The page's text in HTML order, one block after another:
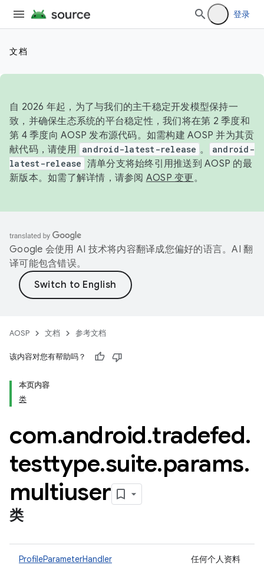
登录
文档
自 2026 年起，为了与我们的主干稳定开发模型保持一
致，并确保生态系统的平台稳定性，我们将在第 2 季度和
第 4 季度向 AOSP 发布源代码。如需构建 AOSP 并为其贡
献代码，请使用 android-latest-release 。
android-
latest-release 清单分支将始终引用推送到 AOSP 的最
新版本。如需了解详情，请参阅 AOSP 变更。
Google 会使用 AI 技术将内容翻译成您偏好的语言。AI 翻
译可能包含错误。
AOSP 文档 参考文档
该内容对您有帮助吗？
本页内容
类
com.android.tradefed.
testtype.suite.params.
multiuser
类
ProfileParameterHandler
任何个人资料